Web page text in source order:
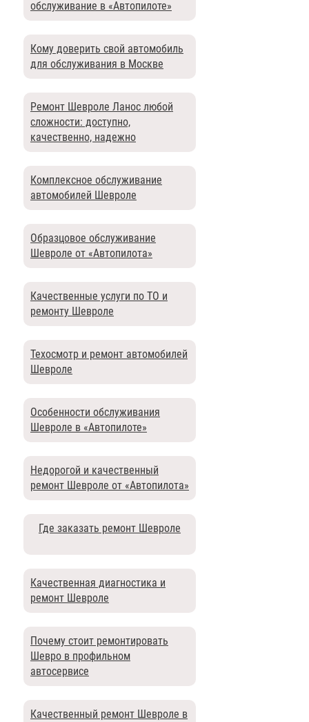
обслуживание в «Автопилоте»
Кому доверить свой автомобиль
для обслуживания в Москве
Ремонт Шевроле Ланос любой
сложности: доступно,
качественно, надежно
Комплексное обслуживание
автомобилей Шевроле
Образцовое обслуживание
Шевроле от «Автопилота»
Качественные услуги по ТО и
ремонту Шевроле
Техосмотр и ремонт автомобилей
Шевроле
Особенности обслуживания
Шевроле в «Автопилоте»
Недорогой и качественный
ремонт Шевроле от «Автопилота»
Где заказать ремонт Шевроле
Качественная диагностика и
ремонт Шевроле
Почему стоит ремонтировать
Шевро в профильном
автосервисе
Качественный ремонт Шевроле в